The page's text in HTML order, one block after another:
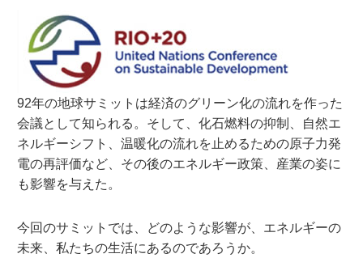
92年の地球サミットは経済のグリーン化の流れを作った
会議として知られる。そして、化石燃料の抑制、自然エ
ネルギーシフト、温暖化の流れを止めるための原子力発
電の再評価など、その後のエネルギー政策、産業の姿に
も影響を与えた。
今回のサミットでは、どのような影響が、エネルギーの
未来、私たちの生活にあるのであろうか。